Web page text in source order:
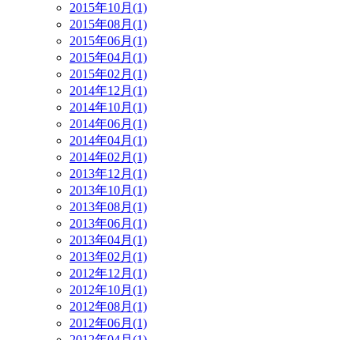
2015年10月(1)
2015年08月(1)
2015年06月(1)
2015年04月(1)
2015年02月(1)
2014年12月(1)
2014年10月(1)
2014年06月(1)
2014年04月(1)
2014年02月(1)
2013年12月(1)
2013年10月(1)
2013年08月(1)
2013年06月(1)
2013年04月(1)
2013年02月(1)
2012年12月(1)
2012年10月(1)
2012年08月(1)
2012年06月(1)